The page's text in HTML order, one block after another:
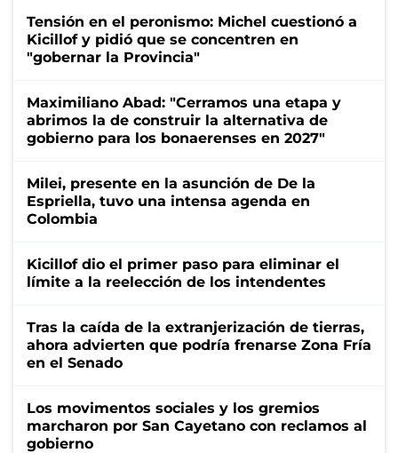
Tensión en el peronismo: Michel cuestionó a
Kicillof y pidió que se concentren en
"gobernar la Provincia"
Maximiliano Abad: "Cerramos una etapa y
abrimos la de construir la alternativa de
gobierno para los bonaerenses en 2027"
Milei, presente en la asunción de De la
Espriella, tuvo una intensa agenda en
Colombia
Kicillof dio el primer paso para eliminar el
límite a la reelección de los intendentes
Tras la caída de la extranjerización de tierras,
ahora advierten que podría frenarse Zona Fría
en el Senado
Los movimentos sociales y los gremios
marcharon por San Cayetano con reclamos al
gobierno